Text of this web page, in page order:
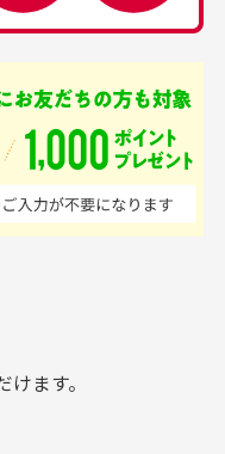
買えるお店です
ですが綺麗に梱包され
り商品を大切にして
感が伝わってきまし
フロント部分に汚
り」と記載ありまし
。
送業務は致しておりま
なります。入金確認後
振込み期限とさせ
異なっている場合
やダメージがある商品
ます。